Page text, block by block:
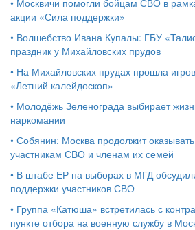
акции «Сила поддержки»
• Волшебство Ивана Купалы: ГБУ
праздник у Михайловских прудов
• На Михайловских прудах прошла
«Летний калейдоскоп»
• Молодёжь Зеленограда выбирает
наркомании
• Собянин: Москва продолжит
участникам СВО и членам их семей
• В штабе ЕР на выборах в МГД
поддержки участников СВО
• Группа «Катюша» встретилась с
пункте отбора на военную службу в